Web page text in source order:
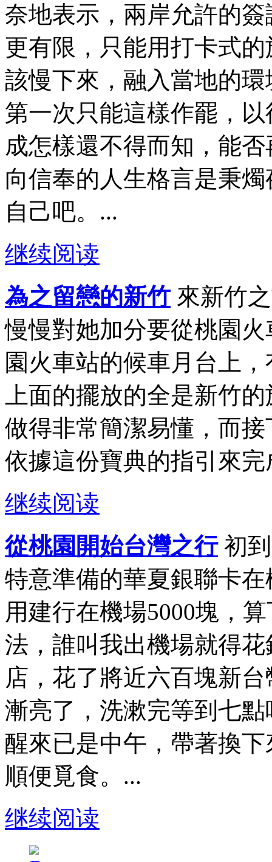
奈地表示，兩岸允許的
更有限，只能用打卡式
該慢下來，融入當地的
第一次只能這樣作罷，
成怎樣還不得而知，能
向信奉的人生格言是秉
自己吧。...
继续阅读
為之留戀的新竹 來新竹
慢慢對她加分要從桃園
園火車站的候車月台上
上面的擺放的全是新竹
做得非常簡潔易懂，而
依據這份寶典的指引來完
继续阅读
從桃園開始台灣之行初到
特意準備的華夏銀聯卡
用建行在機場5000塊，
法，誰叫我出機場就得
店，花了將近六百塊新
漸亮了，洗漱完等到七
醒來已是中午，帶著換
順便覓食。...
继续阅读